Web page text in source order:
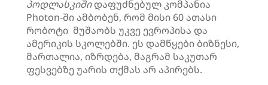
პოდლასკიშიდაფუძნებულ კომპანია
Photon-ში ამბობენ, რომ მისი 60 ათასი
რობოტი მუშაობს უკვე ევროპისა და
ამერიკის სკოლებში. ეს დამწყები ბიზნესი,
მართალია, იზრდება, მაგრამ საკუთარ
ფესვებზე უარის თქმას არ აპირებს.